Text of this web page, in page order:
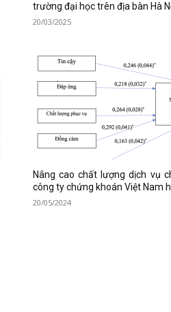
trường đại học trên địa bàn Hà
20/03/2025
Nâng cao chất lượng dịch vụ
công ty chứng khoán Việt Nam
20/05/2024